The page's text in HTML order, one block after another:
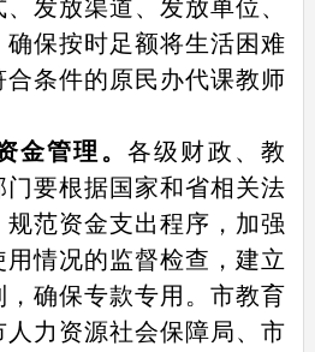
发放渠道、发放单位、
保按时足额将生活困难
条件的原民办代课教师
管理。 各级财政、教
要根据国家和省相关法
范资金支出程序，加强
情况的监督检查，建立
确保专款专用。市教育
人力资源社会保障局、市